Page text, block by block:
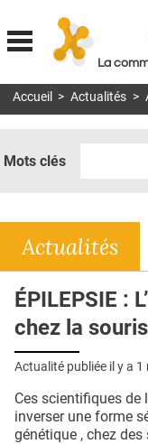
La
MON COMPTE
DOSSIERS
RÉSEAUX
E-REVUE SAD
QUI SOMMES-NOUS ?
Accueil > Actualités >
Mots clés
Actualités
ÉPILEPSIE :
chez la souris
Actualité publiée il y a 1
Ces scientifiques de
inverser une forme
génétique , chez des